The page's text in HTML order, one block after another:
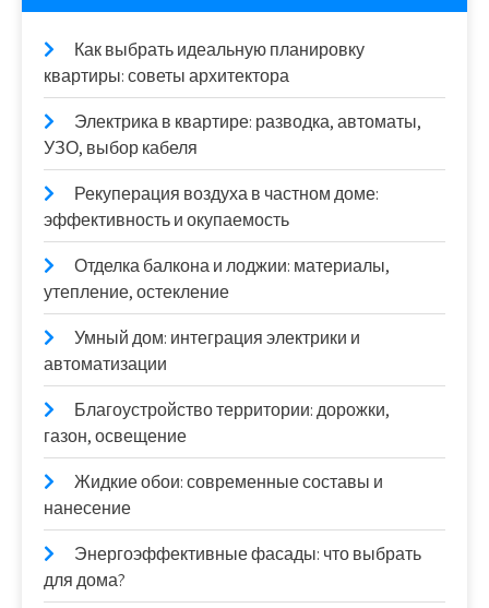
Как выбрать идеальную планировку
квартиры: советы архитектора
Электрика в квартире: разводка, автоматы,
УЗО, выбор кабеля
Рекуперация воздуха в частном доме:
эффективность и окупаемость
Отделка балкона и лоджии: материалы,
утепление, остекление
Умный дом: интеграция электрики и
автоматизации
Благоустройство территории: дорожки,
газон, освещение
Жидкие обои: современные составы и
нанесение
Энергоэффективные фасады: что выбрать
для дома?